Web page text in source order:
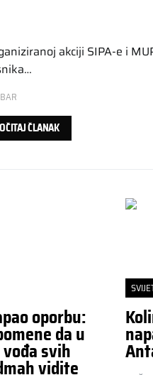
akciji SIPA-e i
ČLANAK
oporbu:
da u
svih
vidite